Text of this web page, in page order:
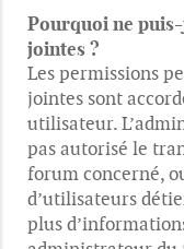
Pourquoi ne
jointes ?
Les permissions
jointes sont
utilisateur.
pas autorisé le
forum concerné,
d’utilisateurs
plus